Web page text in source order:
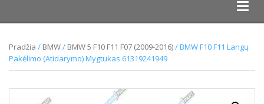
Pradžia / BMW/ BMW 5 F10 F11 F07 (2009-2016)/ BMW F10 F11 Langų
Pakėlimo (Atidarymo) Mygtukas 61319241949